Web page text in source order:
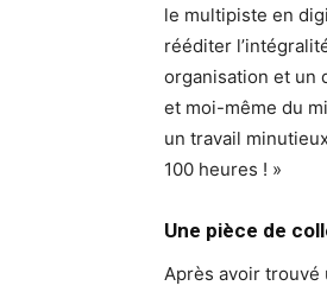
le multipiste en
rééditer
organisation et un
et moi-même du
un travail
100 heures ! »
Une pièce de
Après avoir trouvé